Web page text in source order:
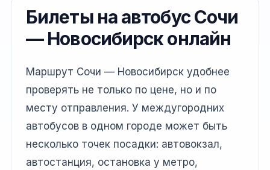
Билеты на автобус Сочи
— Новосибирск онлайн
Маршрут Сочи — Новосибирск удобнее
проверять не только по цене, но и по
месту отправления. У междугородних
автобусов в одном городе может быть
несколько точек посадки: автовокзал,
автостанция, остановка у метро,